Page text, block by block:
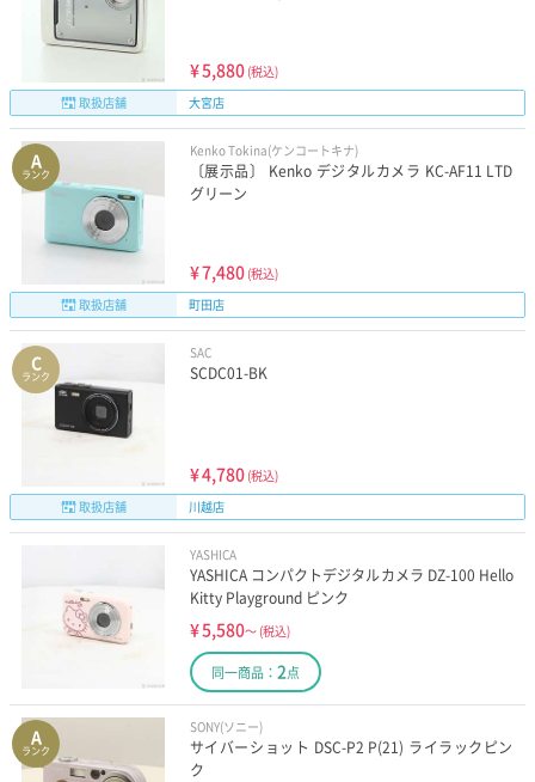
¥5,880 (税込)
取扱店舗
大宮店
A
ランク
Kenko Tokina(ケンコートキナ)
〔展示品〕 Kenko デジタルカメラ KC-AF11 LTD
グリーン
¥7,480 (税込)
取扱店舗
町田店
C
ランク
SAC
SCDC01-BK
¥4,780 (税込)
取扱店舗
川越店
YASHICA
YASHICA コンパクトデジタルカメラ DZ-100 Hello
Kitty Playground ピンク
¥5,580～ (税込)
同一商品： 2点
A
ランク
SONY(ソニー)
サイバーショット DSC-P2 P(21) ライラックピン
ク